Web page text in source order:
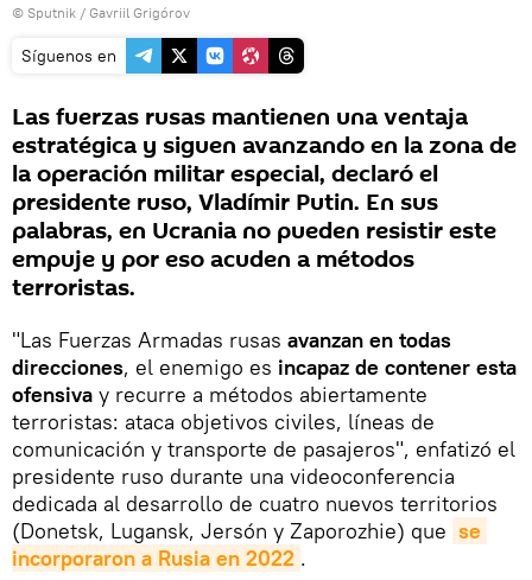
© Sputnik / Gavriil Grigórov
Síguenos en
Las fuerzas rusas mantienen una ventaja
estratégica y siguen avanzando en la zona de
la operación militar especial, declaró el
presidente ruso, Vladímir Putin. En sus
palabras, en Ucrania no pueden resistir este
empuje y por eso acuden a métodos
terroristas.
"Las Fuerzas Armadas rusas avanzan en todas
direcciones, el enemigo es incapaz de contener esta
ofensiva y recurre a métodos abiertamente
terroristas: ataca objetivos civiles, líneas de
comunicación y transporte de pasajeros", enfatizó el
presidente ruso durante una videoconferencia
dedicada al desarrollo de cuatro nuevos territorios
(Donetsk, Lugansk, Jersón y Zaporozhie) que se
incorporaron a Rusia en 2022 .